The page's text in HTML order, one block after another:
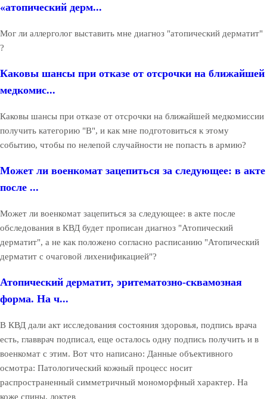
«атопический дерм...
Мог ли аллерголог выставить мне диагноз "атопический дерматит"
?
Каковы шансы при отказе от отсрочки на ближайшей
медкомис...
Каковы шансы при отказе от отсрочки на ближайшей медкомиссии
получить категорию "В", и как мне подготовиться к этому
событию, чтобы по нелепой случайности не попасть в армию?
Может ли военкомат зацепиться за следующее: в акте
после ...
Может ли военкомат зацепиться за следующее: в акте после
обследования в КВД будет прописан диагноз "Атопический
дерматит", а не как положено согласно расписанию "Атопический
дерматит с очаговой лихенификацией"?
Атопический дерматит, эритематозно-сквамозная
форма. На ч...
В КВД дали акт исследования состояния здоровья, подпись врача
есть, главврач подписал, еще осталось одну подпись получить и в
военкомат с этим. Вот что написано: Данные объективного
осмотра: Патологический кожный процесс носит
распространенный симметричный мономорфный характер. На
коже спины, локтев